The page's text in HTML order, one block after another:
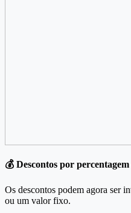
💰 Descontos por
Os descontos podem agora ser
ou um valor fixo.